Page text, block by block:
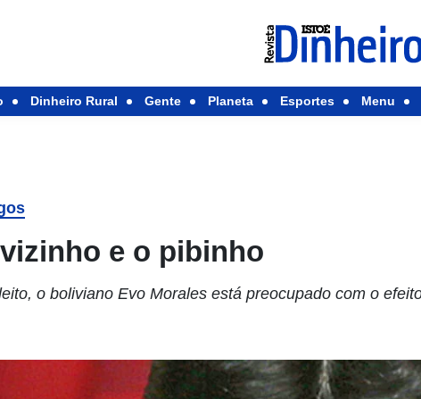
Dinheiro Rural Gente Planeta Esportes Menu
e o pibinho
o boliviano Evo Morales está preocupado com o